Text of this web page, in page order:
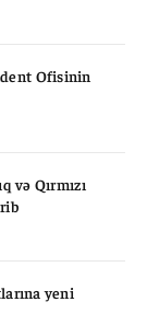
Ofisinin
Qırmızı
yeni